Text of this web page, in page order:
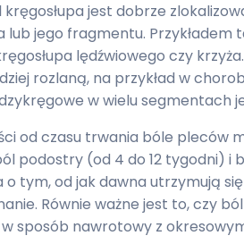
jest dobrze
lub jego fragmentu.
lędźwiowego czy
rozlaną, na przykład w
w wielu segmentach
od czasu trwania bóle pleców
podostry (od 4 do 12 tygodni) i
o tym, od jak dawna utrzymują
Równie ważne jest to, czy
sposób nawrotowy z